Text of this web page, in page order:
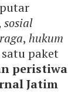
sosial
, hukum
paket
peristiwa
Jatim